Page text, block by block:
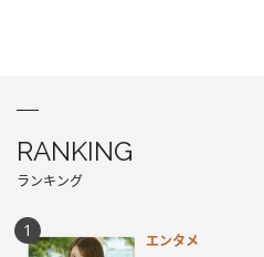
RANKING
ランキング
エンタメ